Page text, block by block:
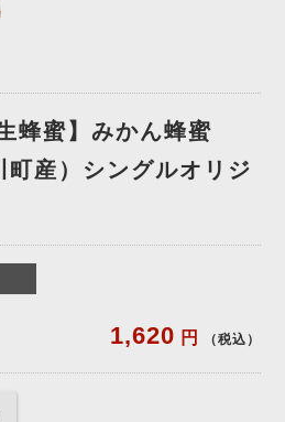
蜂蜜】みかん蜂蜜
町産）シングルオリジ
1,620 税込